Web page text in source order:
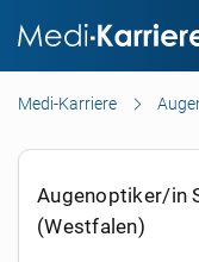
Medi-Karriere
Augenoptiker/in
(Westfalen)